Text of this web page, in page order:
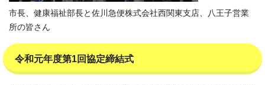
市長、健康福祉部長と佐川急便株式会社西関東支店、八王子営業
所の皆さん
令和元年度第1回協定締結式